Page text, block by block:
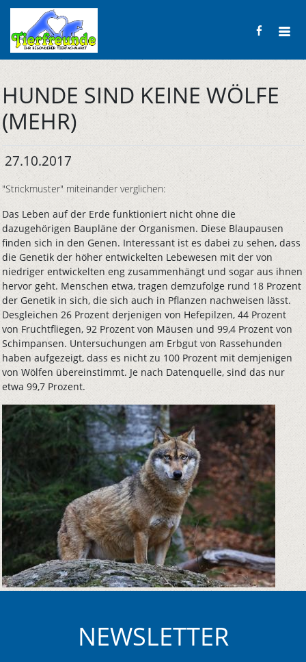
HUNDE SIND KEINE WÖLFE
(MEHR)
27.10.2017
"Strickmuster" miteinander verglichen:
Das Leben auf der Erde funktioniert nicht ohne die
dazugehörigen Baupläne der Organismen. Diese Blaupausen
finden sich in den Genen. Interessant ist es dabei zu sehen, dass
die Genetik der höher entwickelten Lebewesen mit der von
niedriger entwickelten eng zusammenhängt und sogar aus ihnen
hervor geht. Menschen etwa, tragen demzufolge rund 18 Prozent
der Genetik in sich, die sich auch in Pflanzen nachweisen lässt.
Desgleichen 26 Prozent derjenigen von Hefepilzen, 44 Prozent
von Fruchtfliegen, 92 Prozent von Mäusen und 99,4 Prozent von
Schimpansen. Untersuchungen am Erbgut von Rassehunden
haben aufgezeigt, dass es nicht zu 100 Prozent mit demjenigen
von Wölfen übereinstimmt. Je nach Datenquelle, sind das nur
etwa 99,7 Prozent.
NEWSLETTER